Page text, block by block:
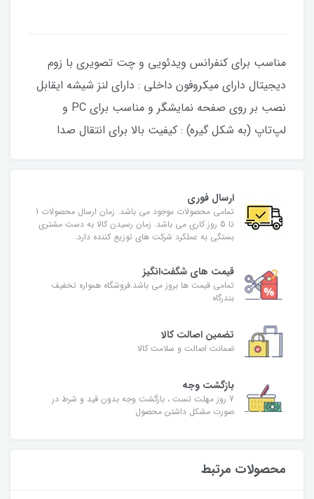
مناسب برای کنفرانس ویدئویی و چت تصویری با زوم
دیجیتال دارای میکروفون داخلی : دارای لنز شیشه ایقابل
نصب بر روی صفحه نمایشگر و مناسب برای PC و
لپ‌تاپ (به شکل گیره) : کیفیت بالا برای انتقال صدا
ارسال فوری
تمامی محصولات موجود می باشد. زمان ارسال محصولات 1
تا 5 روز کاری می باشد. زمان رسیدن کالا به دست مشتری
بستگی به عملکرد شرکت های توزیع کننده دارد.
قیمت های شگفت‌انگیز
تمامی قیمت ها بروز می باشد.فروشگاه همواره تخفیف
بندرگاه
تضمین اصالت کالا
ضمانت اصالت و سلامت کالا
بازگشت وجه
7 روز مهلت تست ، بازگشت وجه بدون قید و شرط در
صورت مشکل داشتن محصول
محصولات مرتبط